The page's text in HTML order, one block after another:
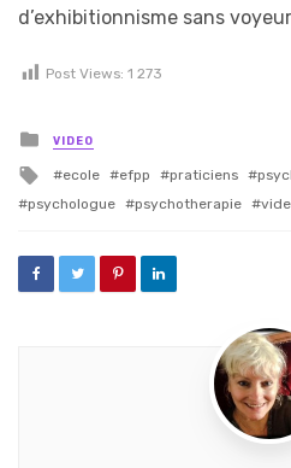
d’exhibitionnisme sans
Post Views: 1 273
Posted in
VIDEO
Tagged with
ecole efpp praticiens
psychologue
psychotherapie